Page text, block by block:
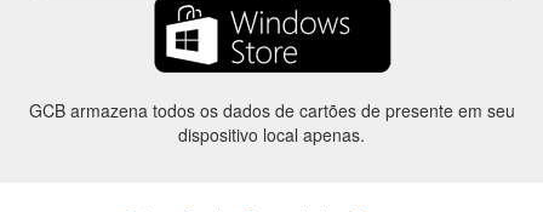
GCB armazena todos os dados de cartões de presente em seu
dispositivo local apenas.